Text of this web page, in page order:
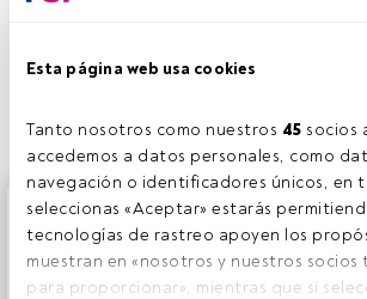
Esta página web usa cookies
Tanto nosotros como nuestros 45 socios
accedemos a datos personales, como
navegación o identificadores únicos, en
seleccionas «Aceptar» estarás
tecnologías de rastreo apoyen los
muestran en «nosotros y nuestros
para proporcionar», mientras que si
Compartir:
Este es un artículo exclusivo para los
de FundsPeople. Si ya estás registrado,
botón Login. Si aún no tienes cuenta, te
registrarte y disfrutar de todo el